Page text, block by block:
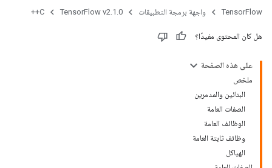
TensorFlow واجهة برمجة التطبيقات TensorFlow v2.1.0
C++
هل كان المحتوى مفيدًا؟
على هذه الصفحة
ملخص
البنائين والمدمرين
الصفات العامة
الوظائف العامة
وظائف ثابتة العامة
الهياكل